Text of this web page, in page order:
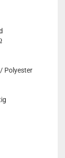
Polyester